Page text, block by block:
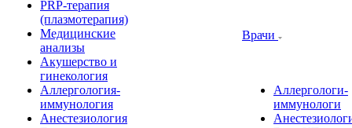
PRP-терапия
(плазмотерапия)
Медицинские
анализы
Акушерство и
гинекология
Аллергология-
иммунология
Анестезиология
Врачи
Аллергологи-
иммунологи